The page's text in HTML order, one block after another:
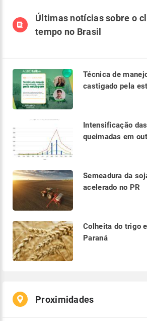
Últimas notícias sobre o
tempo no Brasil
Técnica de
castigado pela
Intensificação
queimadas em
Semeadura da
acelerado no PR
Colheita do trigo
Paraná
Proximidades